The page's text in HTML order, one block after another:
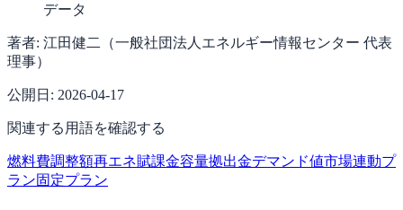
データ
著者: 江田健二（一般社団法人エネルギー情報センター 代表
理事）
公開日: 2026-04-17
関連する用語を確認する
燃料費調整額再エネ賦課金容量拠出金デマンド値市場連動プ
ラン 固定プラン